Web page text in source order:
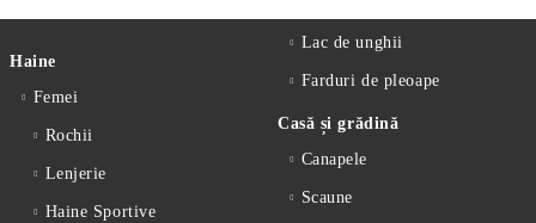
Haine
Femei
Rochii
Lenjerie
Haine Sportive
Lac de unghii
Farduri de pleoape
Casă și grădină
Canapele
Scaune